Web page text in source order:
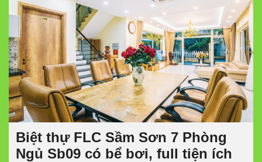
Biệt thự FLC Sầm Sơn 7 Phòng
Ngủ Sb09 có bể bơi, full tiện ích